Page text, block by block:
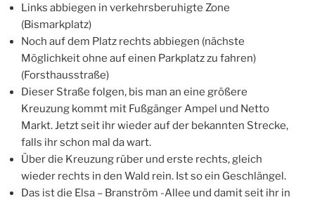
Links abbiegen in verkehrsberuhigte Zone
(Bismarkplatz)
Noch auf dem Platz rechts abbiegen (nächste
Möglichkeit ohne auf einen Parkplatz zu fahren)
(Forsthausstraße)
Dieser Straße folgen, bis man an eine größere
Kreuzung kommt mit Fußgänger Ampel und Netto
Markt. Jetzt seit ihr wieder auf der bekannten Strecke,
falls ihr schon mal da wart.
Über die Kreuzung rüber und erste rechts, gleich
wieder rechts in den Wald rein. Ist so ein Geschlängel.
Das ist die Elsa – Branström -Allee und damit seit ihr in